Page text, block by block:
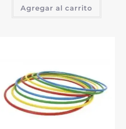
Agregar al carrito